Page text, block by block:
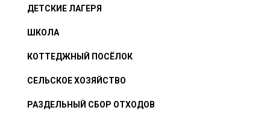
ДЕТСКИЕ ЛАГЕРЯ
ШКОЛА
КОТТЕДЖНЫЙ ПОСЁЛОК
СЕЛЬСКОЕ ХОЗЯЙСТВО
РАЗДЕЛЬНЫЙ СБОР ОТХОДОВ